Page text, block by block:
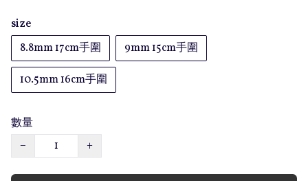
size
8.8mm 17cm手圍
9mm 15cm手圍
10.5mm 16cm手圍
數量
−
+